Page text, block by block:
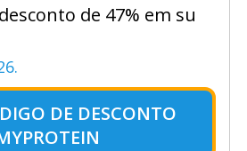
de 47% em su
DE DESCONTO